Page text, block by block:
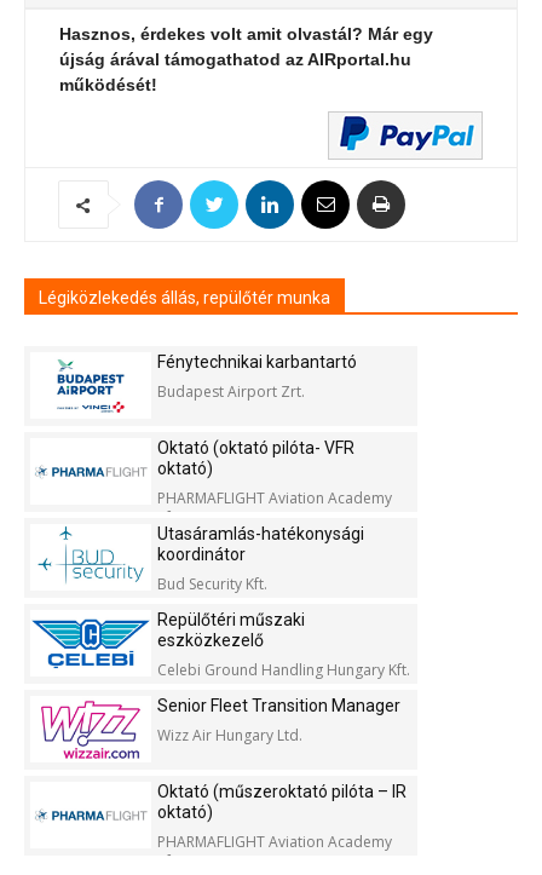
Hasznos, érdekes volt amit olvastál? Már egy
újság árával támogathatod az AIRportal.hu
működését!
Légiközlekedés állás, repülőtér munka
Fénytechnikai karbantartó
Budapest Airport Zrt.
Oktató (oktató pilóta- VFR
oktató)
PHARMAFLIGHT Aviation Academy
Kft.
Utasáramlás-hatékonysági
koordinátor
Bud Security Kft.
Repülőtéri műszaki
eszközkezelő
Celebi Ground Handling Hungary Kft.
Senior Fleet Transition Manager
Wizz Air Hungary Ltd.
Oktató (műszeroktató pilóta – IR
oktató)
PHARMAFLIGHT Aviation Academy
Kft.